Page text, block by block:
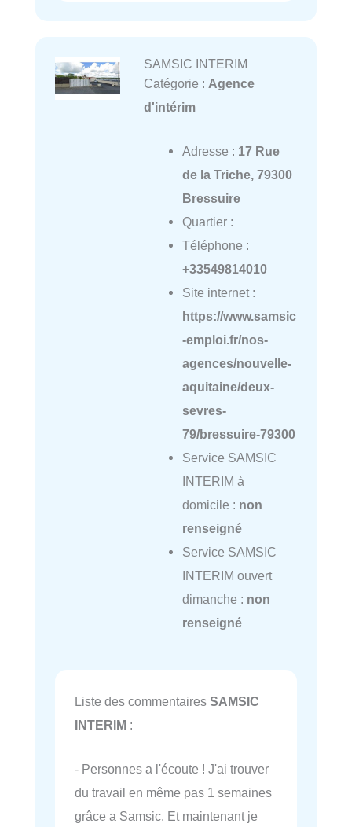
SAMSIC INTERIM
Catégorie : Agence
d'intérim
Adresse : 17 Rue
de la Triche, 79300
Bressuire
Quartier :
Téléphone :
+33549814010
Site internet :
https://www.samsic
-emploi.fr/nos-
agences/nouvelle-
aquitaine/deux-
sevres-
79/bressuire-79300
Service SAMSIC
INTERIM à
domicile : non
renseigné
Service SAMSIC
INTERIM ouvert
dimanche : non
renseigné
Liste des commentaires SAMSIC
INTERIM :
- Personnes a l'écoute ! J'ai trouver
du travail en même pas 1 semaines
grâce a Samsic. Et maintenant je